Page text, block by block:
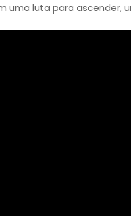
uma luta para ascender,